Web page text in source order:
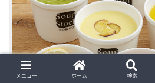
メニュー ホーム 検索